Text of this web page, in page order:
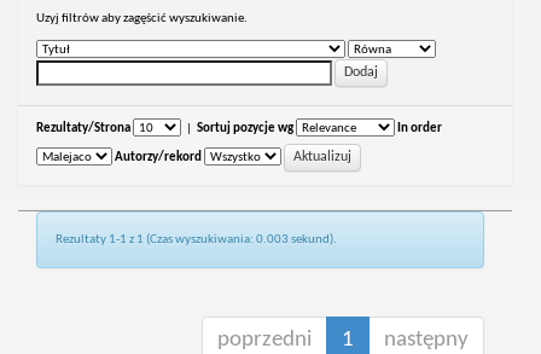
Uzyj filtrów aby zagęścić wyszukiwanie.
Rezultaty/Strona Sortuj pozycje wg In order
Autorzy/rekord
Rezultaty 1-1 z 1 (Czas wyszukiwania: 0.003 sekund).
poprzedni 1 następny